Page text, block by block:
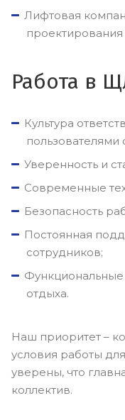
Лифтовая
Работа в
Культура
пользователями
Уверенность и
Современные
Безопасность
Постоянная
сотрудников;
Функциональные
отдыха.
Наш приоритет –
условия работы
уверены, что
коллектив.